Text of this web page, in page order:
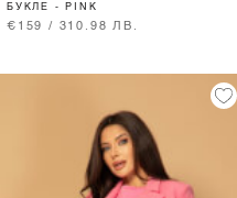
БУКЛЕ - PINK
€159 / 310.98 ЛВ.